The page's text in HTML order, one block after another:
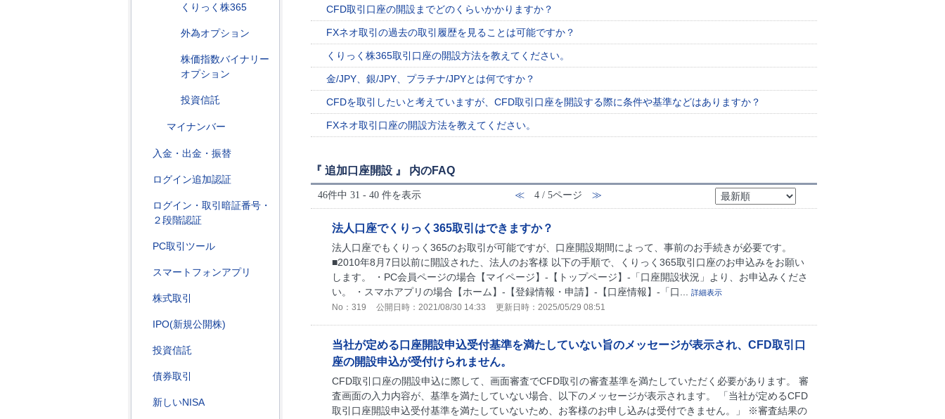
くりっく株365
外為オプション
株価指数バイナリー
オプション
投資信託
マイナンバー
入金・出金・振替
ログイン追加認証
ログイン・取引暗証番号・
２段階認証
PC取引ツール
スマートフォンアプリ
株式取引
IPO(新規公開株)
投資信託
債券取引
新しいNISA
CFD取引口座の開設までどのくらいかかりますか？
FXネオ取引の過去の取引履歴を見ることは可能ですか？
くりっく株365取引口座の開設方法を教えてください。
金/JPY、銀/JPY、プラチナ/JPYとは何ですか？
CFDを取引したいと考えていますが、CFD取引口座を開設する際に条件や基準などはありますか？
FXネオ取引口座の開設方法を教えてください。
『 追加口座開設 』 内のFAQ
46件中 31 - 40 件を表示 ≪ 4 / 5ページ ≫
法人口座でくりっく365取引はできますか？
法人口座でもくりっく365のお取引が可能ですが、口座開設期間によって、事前のお手続きが必要です。
■2010年8月7日以前に開設された、法人のお客様 以下の手順で、くりっく365取引口座のお申込みをお願い
します。 ・PC会員ページの場合【マイページ】-【トップページ】-「口座開設状況」より、お申込みくださ
い。 ・スマホアプリの場合【ホーム】-【登録情報・申請】-【口座情報】-「口...
詳細表示
No：319 公開日時：2021/08/30 14:33 更新日時：2025/05/29 08:51
当社が定める口座開設申込受付基準を満たしていない旨のメッセージが表示され、CFD取引口
座の開設申込が受付けられません。
CFD取引口座の開設申込に際して、画面審査でCFD取引の審査基準を満たしていただく必要があります。 審
査画面の入力内容が、基準を満たしていない場合、以下のメッセージが表示されます。 「当社が定めるCFD
取引口座開設申込受付基準を満たしていないため、お客様のお申し込みは受付できません。」 ※審査結果の